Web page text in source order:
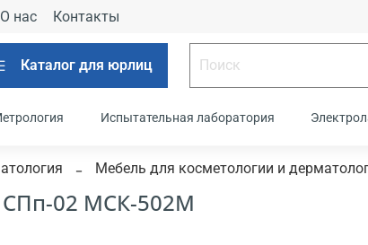
О нас Контакты
Каталог для юрлиц
Испытательная лаборатория
Мебель для косметологии и
02 МСК-502М